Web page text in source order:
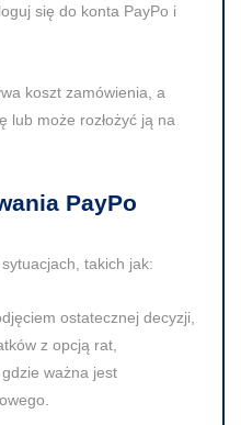
się do konta PayPo i
koszt zamówienia, a
lub może rozłożyć ją na
PayPo
takich jak:
ostatecznej decyzji,
z opcją rat,
ważna jest